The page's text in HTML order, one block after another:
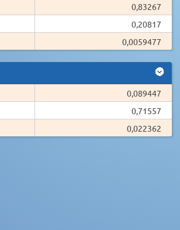
0,83267
0,20817
0,0059477
0,089447
0,71557
0,022362